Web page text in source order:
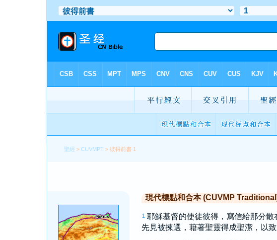
聖經 >CUVMPT > 彼得前書 1
現代標點和合本 (CUVMP
1 耶穌基督的使徒彼得，寫信給那分散
先見被揀選，藉著聖靈得成聖潔，以